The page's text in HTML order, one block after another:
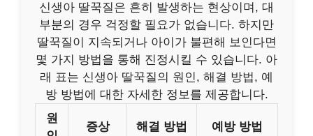
신생아 딸꾹질은 흔히 발생하는 현상이며, 대
부분의 경우 걱정할 필요가 없습니다. 하지만
딸꾹질이 지속되거나 아이가 불편해 보인다면
몇 가지 방법을 통해 진정시킬 수 있습니다. 아
래 표는 신생아 딸꾹질의 원인, 해결 방법, 예
방 방법에 대한 자세한 정보를 제공합니다.
원
증상 해결 방법 예방 방법